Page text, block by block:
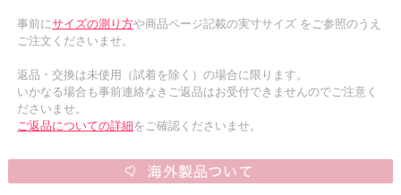
事前にサイズの測り方や商品ページ記載の実寸サイズ をご参照のうえ
ご注文くださいませ。
返品・交換は未使用（試着を除く）の場合に限ります。
いかなる場合も事前連絡なきご返品はお受付できませんのでご注意く
ださいませ。
ご返品についての詳細をご確認くださいませ。